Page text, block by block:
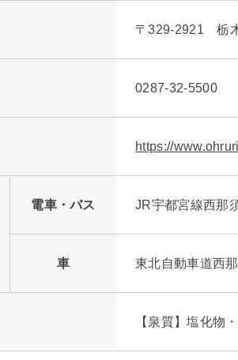
〒329-2921 栃
0287-32-5500
https://
電車・バス JR宇都宮線西那
車 東北自動車道西
【泉質】塩化物